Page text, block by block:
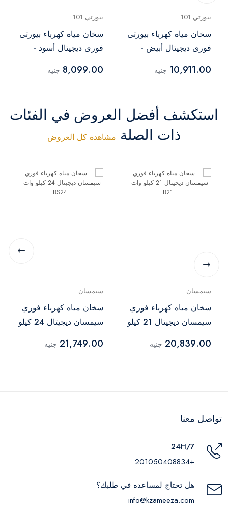
بيورتي 101
سخان مياه كهرباء بيورتى
فورى ديجيتال أبيض -
10,911.00 جنيه
بيورتي 101
سخان مياه كهرباء بيورتى
فورى ديجيتال أسود -
8,099.00 جنيه
استكشف أفضل العروض في الفئات
ذات الصلة مشاهدة كل العروض
سيمسان
سخان مياه كهرباء فوري
سيمسان ديجيتال 21 كيلو
20,839.00 جنيه
سيمسان
سخان مياه كهرباء فوري
سيمسان ديجيتال 24 كيلو
21,749.00 جنيه
تواصل معنا
24H/7
+201050408834
هل تحتاج لمساعده في طلبك؟
info@kzameeza.com